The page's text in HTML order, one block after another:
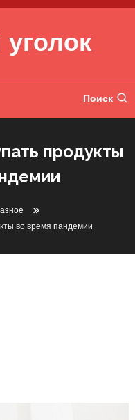
Поиск
продукты
во время пандемии